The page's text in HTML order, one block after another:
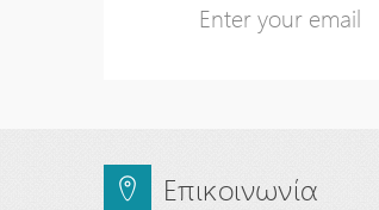
Enter your email
Επικοινωνία